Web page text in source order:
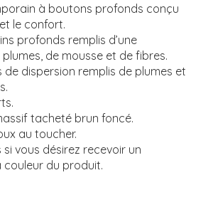
à boutons profonds conçu
le confort.
profonds remplis d’une
de mousse et de fibres.
de dispersion remplis de plumes et
tacheté brun foncé.
au toucher.
vous désirez recevoir un
couleur du produit.